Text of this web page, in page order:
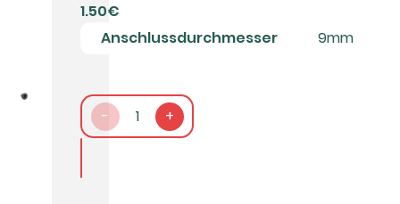
1.50€
Anschlussdurchmesser
9mm
- 1 +